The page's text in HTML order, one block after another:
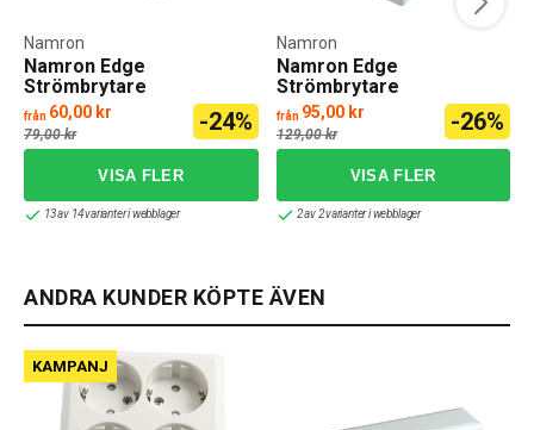
Namron Edge
Strömbrytare
Utanpåliggande
Namron
från 60,00 kr
79,00 kr -24%
13 av 14 varianter i webblager
Namron Edge
Strömbrytare
Utanpåliggande IP55 2-
pol
Namron
från 95,00 kr
129,00 kr -26%
2 av 2 varianter i webblager
ANDRA KUNDER KÖPTE ÄVEN
KAMPANJ